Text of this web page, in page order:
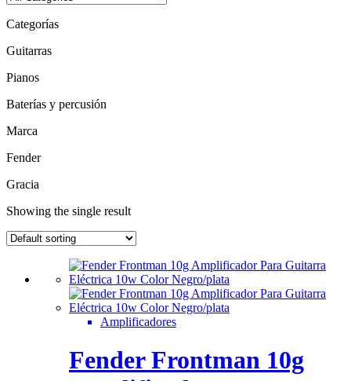
Categorías
Guitarras
Pianos
Baterías y percusión
Marca
Fender
Gracia
Showing the single result
Amplificadores
Fender Frontman 10g